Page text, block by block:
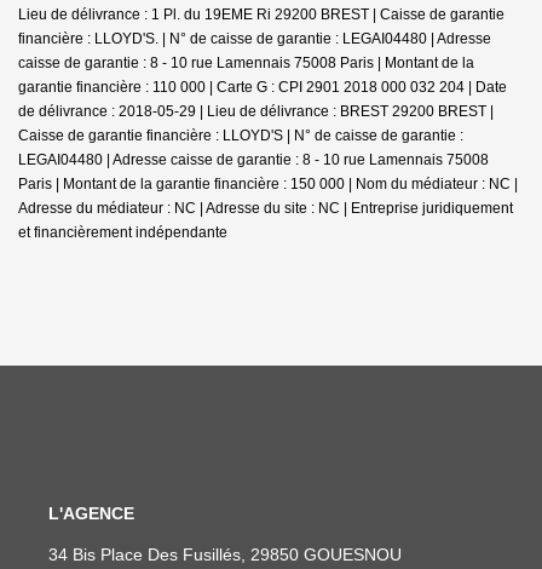
Lieu de délivrance : 1 Pl. du 19EME Ri 29200 BREST | Caisse de garantie
financière : LLOYD'S. | N° de caisse de garantie : LEGAI04480 | Adresse
caisse de garantie : 8 - 10 rue Lamennais 75008 Paris | Montant de la
garantie financière : 110 000 | Carte G : CPI 2901 2018 000 032 204 | Date
de délivrance : 2018-05-29 | Lieu de délivrance : BREST 29200 BREST |
Caisse de garantie financière : LLOYD'S | N° de caisse de garantie :
LEGAI04480 | Adresse caisse de garantie : 8 - 10 rue Lamennais 75008
Paris | Montant de la garantie financière : 150 000 | Nom du médiateur : NC |
Adresse du médiateur : NC | Adresse du site : NC | Entreprise juridiquement
et financièrement indépendante
L'AGENCE
34 Bis Place Des Fusillés, 29850 GOUESNOU